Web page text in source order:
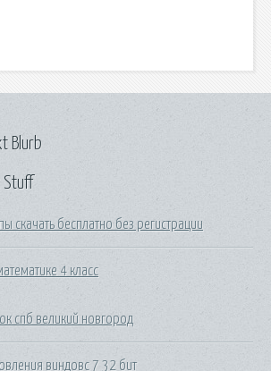
Stuff
скачать бесплатно без регистрации
4 класс
спб великий новгород
виндовс 7 32 бит
Blurb